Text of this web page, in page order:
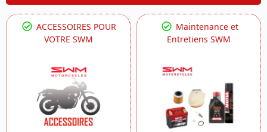
ACCESSOIRES POUR
VOTRE SWM
Maintenance et
Entretiens SWM